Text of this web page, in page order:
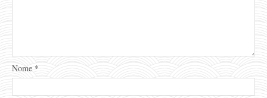
Nome *